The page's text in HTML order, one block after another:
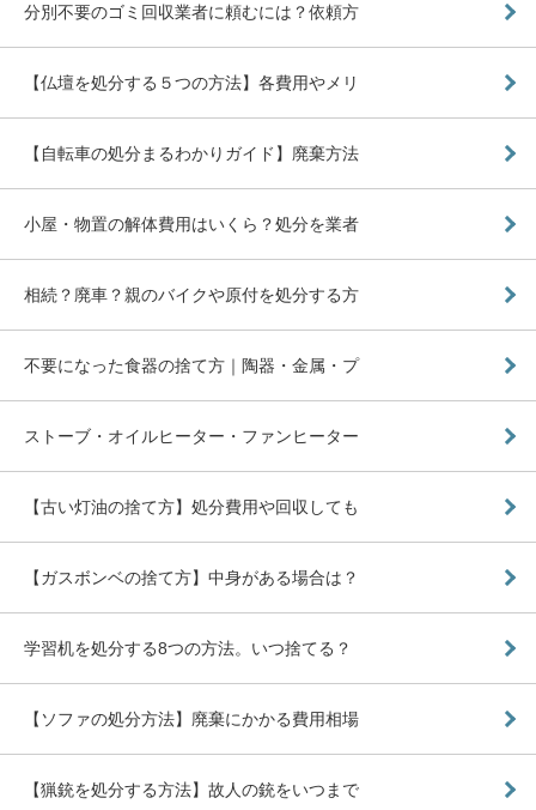
分別不要のゴミ回収業者に頼むには？依頼方
【仏壇を処分する５つの方法】各費用やメリ
【自転車の処分まるわかりガイド】廃棄方法
小屋・物置の解体費用はいくら？処分を業者
相続？廃車？親のバイクや原付を処分する方
不要になった食器の捨て方｜陶器・金属・プ
ストーブ・オイルヒーター・ファンヒーター
【古い灯油の捨て方】処分費用や回収しても
【ガスボンベの捨て方】中身がある場合は？
学習机を処分する8つの方法。いつ捨てる？
【ソファの処分方法】廃棄にかかる費用相場
【猟銃を処分する方法】故人の銃をいつまで